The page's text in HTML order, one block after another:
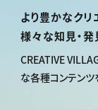
より豊かなクリ
様々な知見・発
CREATIVE
な各種コンテンツ